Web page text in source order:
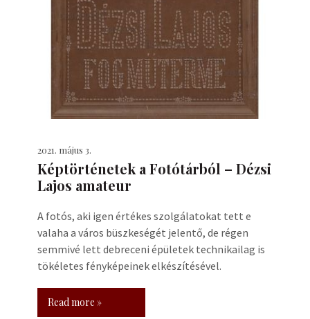
2021. május 3.
Képtörténetek a Fotótárból – Dézsi
Lajos amateur
A fotós, aki igen értékes szolgálatokat tett e
valaha a város büszkeségét jelentő, de régen
semmivé lett debreceni épületek technikailag is
tökéletes fényképeinek elkészítésével.
Read more »